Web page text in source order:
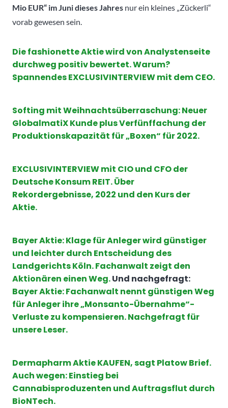
Mio EUR“ im Juni dieses Jahres nur ein kleines „Zückerli“
vorab gewesen sein.
Die fashionette Aktie wird von Analystenseite
durchweg positiv bewertet. Warum?
Spannendes EXCLUSIVINTERVIEW mit dem CEO.
Softing mit Weihnachtsüberraschung: Neuer
GlobalmatiX Kunde plus Verfünffachung der
Produktionskapazität für „Boxen“ für 2022.
EXCLUSIVINTERVIEW mit CIO und CFO der
Deutsche Konsum REIT. Über
Rekordergebnisse, 2022 und den Kurs der
Aktie.
Bayer Aktie: Klage für Anleger wird günstiger
und leichter durch Entscheidung des
Landgerichts Köln. Fachanwalt zeigt den
Aktionären einen Weg.Und nachgefragt:
Bayer Aktie: Fachanwalt nennt günstigen Weg
für Anleger ihre „Monsanto-Übernahme“-
Verluste zu kompensieren. Nachgefragt für
unsere Leser.
Dermapharm Aktie KAUFEN, sagt Platow Brief.
Auch wegen: Einstieg bei
Cannabisproduzenten und Auftragsflut durch
BioNTech.